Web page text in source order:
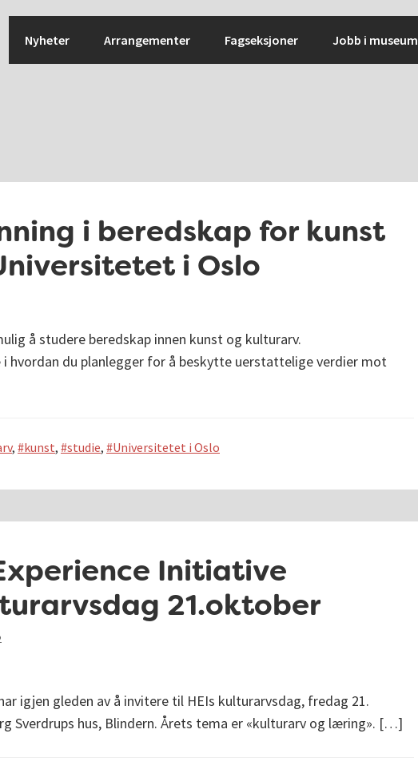
Nyheter Arrangementer Fagseksjoner Jobb i museum
i beredskap for kunst
i Oslo
å studere beredskap innen kunst og kulturarv.
hvordan du planlegger for å beskytte uerstattelige verdier mot
, kunst, studie, Universitetet i Oslo
Initiative
21.oktober
igjen gleden av å invitere til HEIs kulturarvsdag, fredag 21.
Sverdrups hus, Blindern. Årets tema er «kulturarv og læring». […]